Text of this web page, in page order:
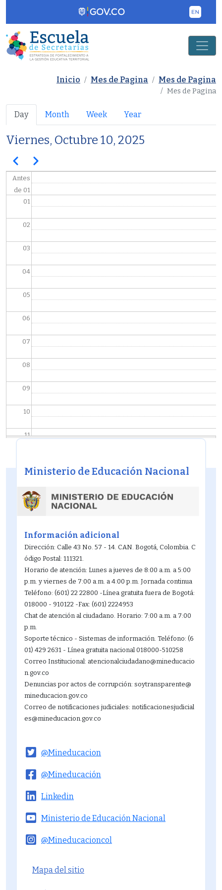
Pasar al contenido principal
Inicio Mes de Pagina Mes de Pagina
Mes de Pagina
Primary tabs
Day Month Week Year
Viernes, Octubre 10, 2025
Paginación
AnteriorSiguiente
Antes
de 01
01
02
03
04
05
06
07
08
09
10
11
14
16
Ministerio de Educación Nacional
Información adicional
Dirección: Calle 43 No. 57 - 14. CAN. Bogotá, Colombia. C
ódigo Postal: 111321.
Horario de atención: Lunes a jueves de 8:00 a.m. a 5:00
p.m. y viernes de 7:00 a.m. a 4:00 p.m. Jornada continua
Teléfono: (601) 22 22800 -Línea gratuita fuera de Bogotá:
018000 - 910122 -Fax: (601) 2224953
Chat de atención al ciudadano. Horario: 7:00 a.m. a 7:00
p.m.
Soporte técnico - Sistemas de información. Teléfono: (6
01) 429 2631 - Línea gratuita nacional 018000-510258
Correo Institucional: atencionalciudadano@mineducacio
n.gov.co
Denuncias por actos de corrupción: soytransparente@
mineducacion.gov.co
Correo de notificaciones judiciales: notificacionesjudicial
es@mineducacion.gov.co
@Mineducacion
@Mineducacioncol
@Mineducación
Ministerio de Educación Nacional
Linkedin
Menú del pie
Mapa del sitio